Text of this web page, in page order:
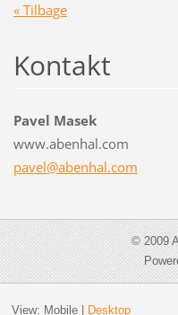
« Tilbage
Kontakt
Pavel Masek
www.abenhal.com
pavel@abenhal.com
© 2009
View: Mobile| Desktop